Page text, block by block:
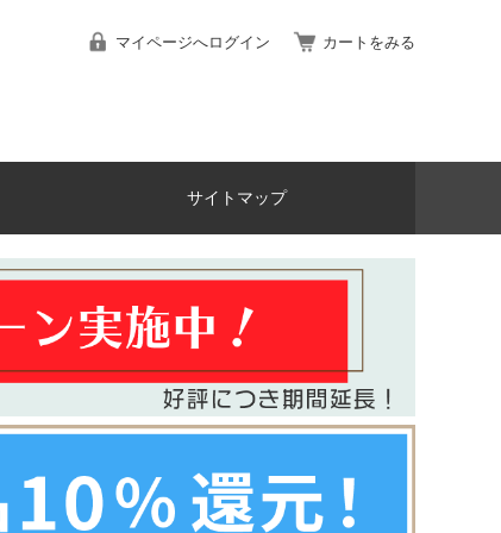
マイページへログイン カートをみる
サイトマップ